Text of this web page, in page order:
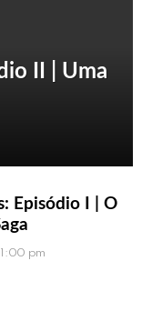
II | Uma
Episódio I | O
pm